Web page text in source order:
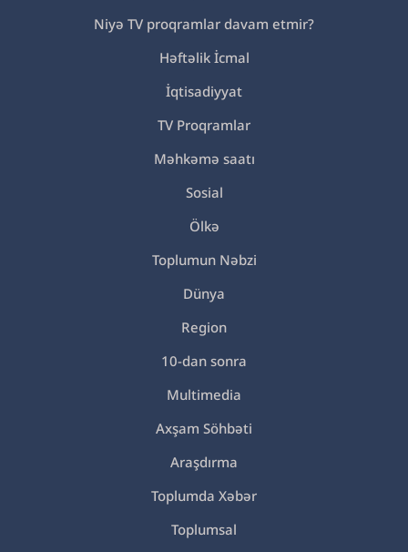
Niyə TV proqramlar davam etmir?
Həftəlik İcmal
İqtisadiyyat
TV Proqramlar
Məhkəmə saatı
Sosial
Ölkə
Toplumun Nəbzi
Dünya
Region
10-dan sonra
Multimedia
Axşam Söhbəti
Araşdırma
Toplumda Xəbər
Toplumsal